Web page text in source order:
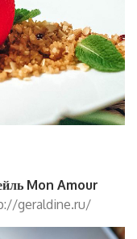
Mon Amour
geraldine.ru/